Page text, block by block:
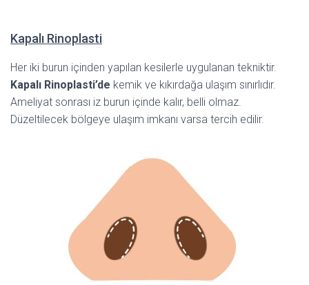
Kapalı Rinoplasti
Her iki burun içinden yapılan kesilerle uygulanan tekniktir.
Kapalı Rinoplasti’de kemik ve kıkırdağa ulaşım sınırlıdır.
Ameliyat sonrası iz burun içinde kalır, belli olmaz.
Düzeltilecek bölgeye ulaşım imkanı varsa tercih edilir.